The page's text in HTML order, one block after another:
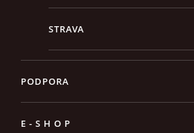
STRAVA
PODPORA
E - S H O P